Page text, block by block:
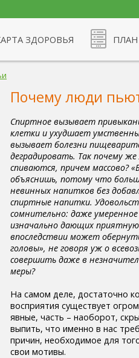
ЗДОРОВЬЯ
Почему люди
Спиртное вызывает
клетки и ухудшает
вызывает болезни
деградировать. Так почему
спиваются, причем массово?
объяснишь, потому что
невинных напитков без
спиртные напитки.
сомнительно: даже
изначально дающих
впоследствии может
головы», не говоря уж о
совершить даже в
меры?
На самом деле, достаточно
восприятия существует
явные, часть – наоборот,
выпить, что именно в нас
причин, необходимое для
свои мотивы.